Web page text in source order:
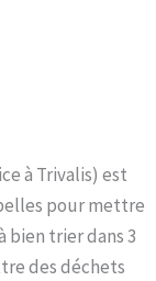
à Trivalis) est
pour mettre
bien trier dans 3
des déchets